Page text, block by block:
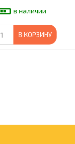
в наличии
В КОРЗИНУ